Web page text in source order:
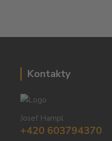
Kontakty
Josef Hampl
+420 603794370